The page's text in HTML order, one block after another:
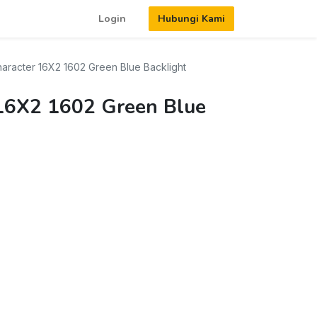
Login Hubungi Kami
16X2 1602 Green Blue Backlight
1602 Green Blue